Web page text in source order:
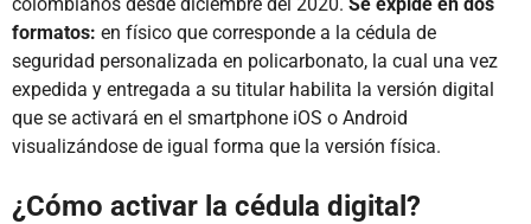
formatos: en físico que corresponde a la cédula de
seguridad personalizada en policarbonato, la cual una vez
expedida y entregada a su titular habilita la versión digital
que se activará en el smartphone iOS o Android
visualizándose de igual forma que la versión física.
¿Cómo activar la cédula digital?